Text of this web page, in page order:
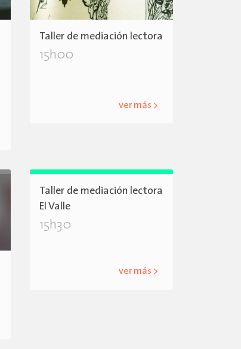
Taller de mediación lectora
15h00
ver más >
Taller de mediación lectora
El Valle
15h30
ver más >